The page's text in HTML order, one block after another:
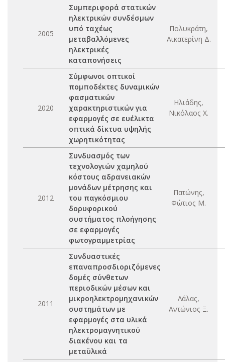
2005
Συμπεριφορά στατικών
ηλεκτρικών συνδέσμων
υπό ταχέως
μεταβαλλόμενες
ηλεκτρικές
καταπονήσεις
Πολυκράτη,
Αικατερίνη Δ.
2020
Σύμφωνοι οπτικοί
πομποδέκτες δυναμικών
φασματικών
χαρακτηριστικών για
εφαρμογές σε ευέλικτα
οπτικά δίκτυα υψηλής
χωρητικότητας
Ηλιάδης,
Νικόλαος Χ.
2012
Συνδυασμός των
τεχνολογιών χαμηλού
κόστους αδρανειακών
μονάδων μέτρησης και
του παγκόσμιου
δορυφορικού
συστήματος πλοήγησης
σε εφαρμογές
φωτογραμμετρίας
Πατώνης,
Φώτιος Μ.
2011
Συνδυαστικές
επαναπροσδιοριζόμενες
δομές σύνθετων
περιοδικών μέσων και
μικροηλεκτρομηχανικών
συστημάτων με
εφαρμογές στα υλικά
ηλεκτρομαγνητικού
διακένου και τα
μεταϋλικά
Λάλας,
Αντώνιος Ξ.